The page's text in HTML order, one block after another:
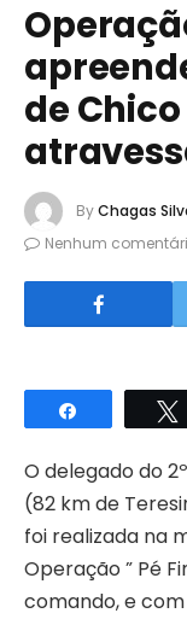
de
ByChagas
Nenhum
Compartilhar
O delegado do
(82 km de
foi realizada na
Operação ” Pé
comando, e